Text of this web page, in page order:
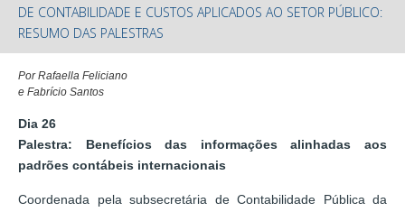
DE CONTABILIDADE E CUSTOS APLICADOS AO SETOR PÚBLICO:
RESUMO DAS PALESTRAS
Por Rafaella Feliciano
e Fabrício Santos
Dia 26
Palestra: Benefícios das informações alinhadas aos
padrões contábeis internacionais
Coordenada pela subsecretária de Contabilidade Pública da